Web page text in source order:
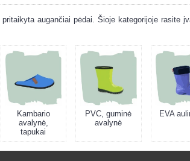
augančiai pėdai. Šioje kategorijoje
Kambario
avalynė,
tapukai
PVC, guminė
avalynė
EVA